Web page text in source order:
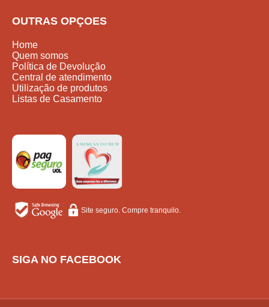
OUTRAS OPÇOES
Home
Quem somos
Política de Devolução
Central de atendimento
Utilização de produtos
Listas de Casamento
Site seguro. Compre tranquilo.
SIGA NO FACEBOOK